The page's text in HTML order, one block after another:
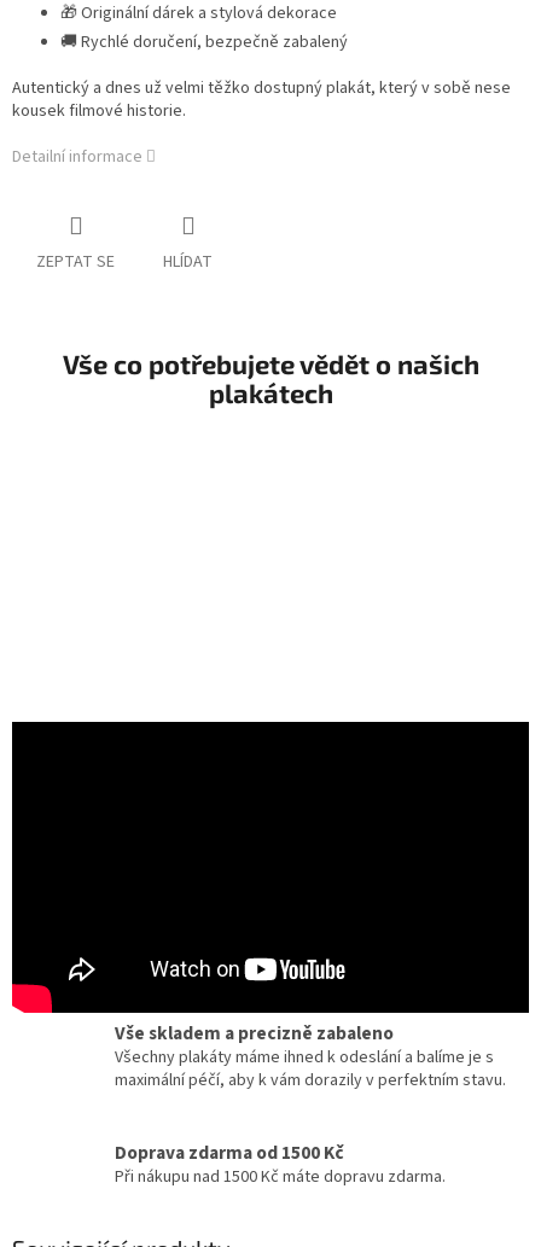
🎁 Originální dárek a stylová dekorace
🚚 Rychlé doručení, bezpečně zabalený
Autentický a dnes už velmi těžko dostupný plakát, který v sobě nese
kousek filmové historie.
Detailní informace
ZEPTAT SE HLÍDAT
Vše co potřebujete vědět o našich
plakátech
kinematografie a designu.
Vše skladem a precizně zabaleno
Všechny plakáty máme ihned k odeslání a balíme je s
maximální péčí, aby k vám dorazily v perfektním stavu.
Doprava zdarma od 1500 Kč
Při nákupu nad 1500 Kč máte dopravu zdarma.